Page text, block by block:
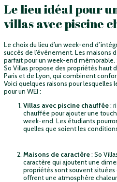
Le lieu idéal pour
villas avec piscine
Le choix du lieu d’un week-end
succès de l’événement. Les maisons
parfait pour un week-end
So Villas propose des propriétés haut
Paris et de Lyon, qui combinent
Voici quelques raisons pour lesquelles
pour un WEI :
Villas avec piscine chauffée:
chauffée pour ajouter une
week-end. Les étudiants
quelles que soient les
Maisons de caractère: So
caractère qui ajoutent une
propriétés sont souvent
offrent une atmosphère